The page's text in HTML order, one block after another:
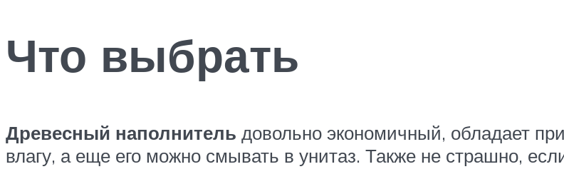
Что выбрать
Древесный наполнитель довольно экономичный, обладает
влагу, а еще его можно смывать в унитаз. Также не страшно,